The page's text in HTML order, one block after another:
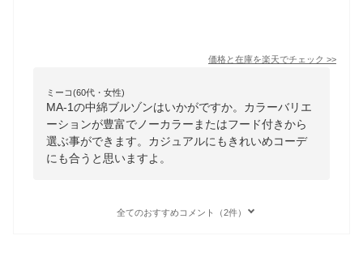
価格と在庫を楽天でチェック >>
ミーコ(60代・女性)
MA-1の中綿ブルゾンはいかがですか。カラーバリエ
ーションが豊富でノーカラーまたはフード付きから
選ぶ事ができます。カジュアルにもきれいめコーデ
にも合うと思いますよ。
全てのおすすめコメント（2件）